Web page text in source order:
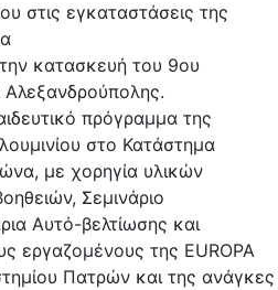
στις εγκαταστάσεις της
κατασκευή του 9ου
Αλεξανδρούπολης.
πρόγραμμα της
στο Κατάστημα
με χορηγία υλικών
Σεμινάριο
Αυτό-βελτίωσης και
εργαζομένους της EUROPA
Πατρών και της ανάγκες